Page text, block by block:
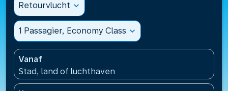
Retourvlucht expand_more
1 Passagier, Economy Class expand_more
Vanaf
Stad, land of luchthaven